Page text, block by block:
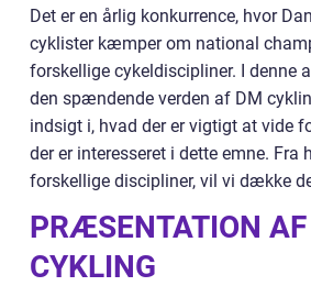
Det er en årlig konkurrence, hvor
cyklister kæmper om national
forskellige cykeldiscipliner. I denne
den spændende verden af DM
indsigt i, hvad der er vigtigt at vide
der er interesseret i dette emne.
forskellige discipliner, vil vi dække
PRÆSENTATION
CYKLING